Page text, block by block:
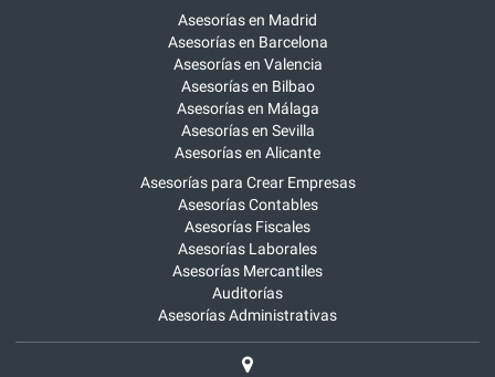
Asesorías en Madrid
Asesorías en Barcelona
Asesorías en Valencia
Asesorías en Bilbao
Asesorías en Málaga
Asesorías en Sevilla
Asesorías en Alicante
Asesorías para Crear Empresas
Asesorías Contables
Asesorías Fiscales
Asesorías Laborales
Asesorías Mercantiles
Auditorías
Asesorías Administrativas